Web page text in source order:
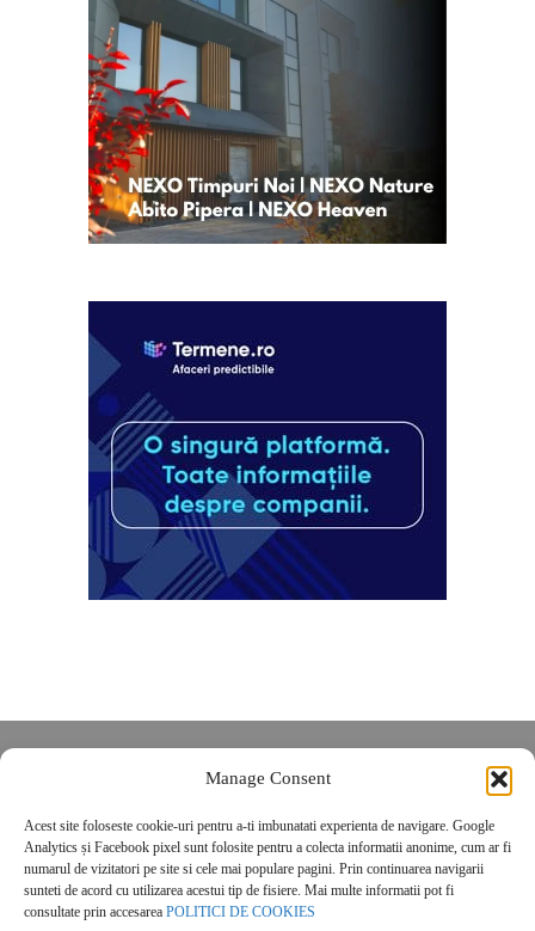
Manage Consent
Acest site foloseste cookie-uri pentru a-ti imbunatati experienta de navigare. Google
Analytics și Facebook pixel sunt folosite pentru a colecta informatii anonime, cum ar fi
numarul de vizitatori pe site si cele mai populare pagini. Prin continuarea navigarii
sunteti de acord cu utilizarea acestui tip de fisiere. Mai multe informatii pot fi
consultate prin accesarea POLITICI DE COOKIES
POLITICĂ DE CONFIDENȚIALITATE
Politica de cookies